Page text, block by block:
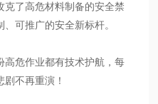
克了高危材料制备的安全禁
可推广的安全新标杆。
高危作业都有技术护航，每
不再重演！